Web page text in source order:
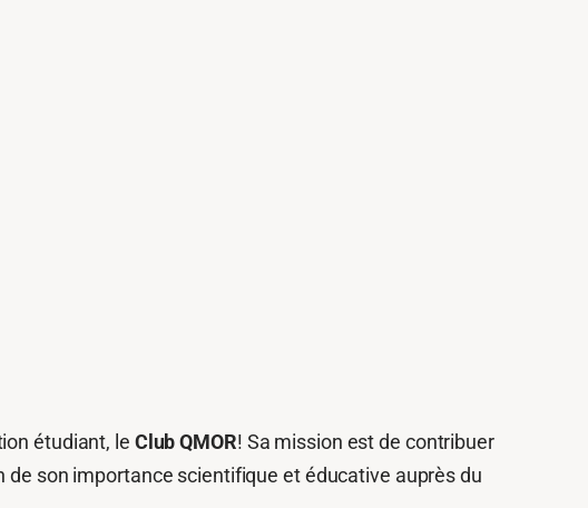
étudiant, le Club QMOR! Sa mission est de contribuer
son importance scientifique et éducative auprès du